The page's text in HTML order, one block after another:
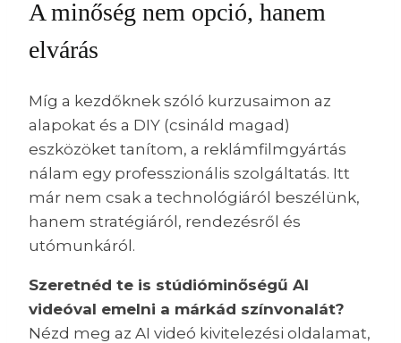
A minőség nem opció, hanem
elvárás
Míg a kezdőknek szóló kurzusaimon az
alapokat és a DIY (csináld magad)
eszközöket tanítom, a reklámfilmgyártás
nálam egy professzionális szolgáltatás. Itt
már nem csak a technológiáról beszélünk,
hanem stratégiáról, rendezésről és
utómunkáról.
Szeretnéd te is stúdióminőségű AI
videóval emelni a márkád színvonalát?
Nézd meg az AI videó kivitelezési oldalamat,